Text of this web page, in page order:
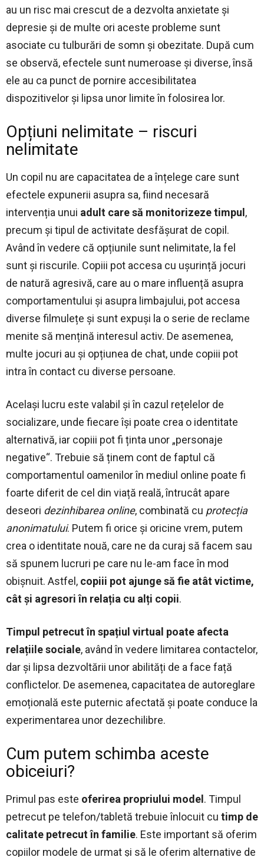
au un risc mai crescut de a dezvolta anxietate și
depresie și de multe ori aceste probleme sunt
asociate cu tulburări de somn și obezitate. După cum
se observă, efectele sunt numeroase și diverse, însă
ele au ca punct de pornire accesibilitatea
dispozitivelor și lipsa unor limite în folosirea lor.
Opțiuni nelimitate – riscuri
nelimitate
Un copil nu are capacitatea de a înțelege care sunt
efectele expunerii asupra sa, fiind necesară
intervenția unui adult care să monitorizeze timpul ,
precum și tipul de activitate desfășurat de copil.
Având în vedere că opțiunile sunt nelimitate, la fel
sunt și riscurile. Copiii pot accesa cu ușurință jocuri
de natură agresivă, care au o mare influență asupra
comportamentului și asupra limbajului, pot accesa
diverse filmulețe și sunt expuși la o serie de reclame
menite să mențină interesul activ. De asemenea,
multe jocuri au și opțiunea de chat, unde copiii pot
intra în contact cu diverse persoane.
Același lucru este valabil și în cazul rețelelor de
socializare, unde fiecare își poate crea o identitate
alternativă, iar copiii pot fi ținta unor „personaje
negative“. Trebuie să ținem cont de faptul că
comportamentul oamenilor în mediul online poate fi
foarte diferit de cel din viață reală, întrucât apare
deseori dezinhibarea online, combinată cu protecția
anonimatului. Putem fi orice și oricine vrem, putem
crea o identitate nouă, care ne da curaj să facem sau
să spunem lucruri pe care nu le-am face în mod
obișnuit. Astfel, copiii pot ajunge să fie atât victime,
cât și agresori în relația cu alți copii.
Timpul petrecut în spațiul virtual poate afecta
relațiile sociale, având în vedere limitarea contactelor,
dar și lipsa dezvoltării unor abilități de a face față
conflictelor. De asemenea, capacitatea de autoreglare
emoțională este puternic afectată și poate conduce la
experimentarea unor dezechilibre.
Cum putem schimba aceste
obiceiuri?
Primul pas este oferirea propriului model . Timpul
petrecut pe telefon/tabletă trebuie înlocuit cu timp de
calitate petrecut în familie. Este important să oferim
copiilor modele de urmat și să le oferim alternative de